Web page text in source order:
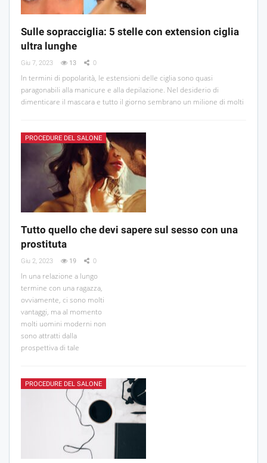
Sulle sopracciglia: 5 stelle con extension ciglia
ultra lunghe
Giu 7, 2023 13 0
In termini di popolarità, le estensioni delle ciglia sono quasi
paragonabili alla manicure e alla depilazione. Nel desiderio di
dimenticare il mascara e tutto il giorno sembrano un milione di molti
PROCEDURE DEL SALONE
Tutto quello che devi sapere sul sesso con una
prostituta
Giu 2, 2023 19 0
In una relazione a lungo
termine con una ragazza,
ovviamente, ci sono molti
vantaggi, ma al momento
molti uomini moderni non
sono attratti dalla
prospettiva di tale
PROCEDURE DEL SALONE